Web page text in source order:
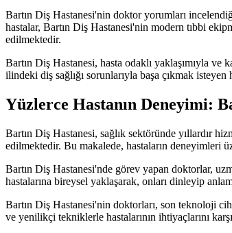
Bartın Diş Hastanesi'nin doktor yorumları
hastalar, Bartın Diş Hastanesi'nin modern tıbbi
edilmektedir.
Bartın Diş Hastanesi, hasta odaklı yaklaşımıyla
ilindeki diş sağlığı sorunlarıyla başa çıkmak
Yüzlerce Hastanın Deneyimi:
Bartın Diş Hastanesi, sağlık sektöründe yıllardır
edilmektedir. Bu makalede, hastaların deneyimleri
Bartın Diş Hastanesi'nde görev yapan doktorlar,
hastalarına bireysel yaklaşarak, onları dinleyip
Bartın Diş Hastanesi'nin doktorları, son teknoloji
ve yenilikçi tekniklerle hastalarının ihtiyaçlarını